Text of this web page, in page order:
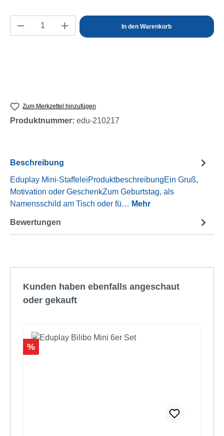
Produkt Anzahl: Gib den gewünschten
In den Warenkorb
Zum Merkzettel hinzufügen
Produktnummer: edu-210217
Beschreibung
Eduplay Mini-StaffeleiProduktbeschreibungEin Gruß,
Motivation oder GeschenkZum Geburtstag, als
Namensschild am Tisch oder fü… Mehr
Bewertungen
Kunden haben ebenfalls angeschaut
oder gekauft
Rabatt
%